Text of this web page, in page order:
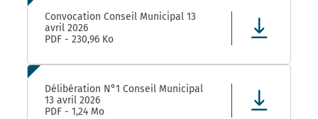
Convocation Conseil Municipal 13
avril 2026
PDF - 230,96 Ko
Délibération N°1 Conseil Municipal
13 avril 2026
PDF - 1,24 Mo